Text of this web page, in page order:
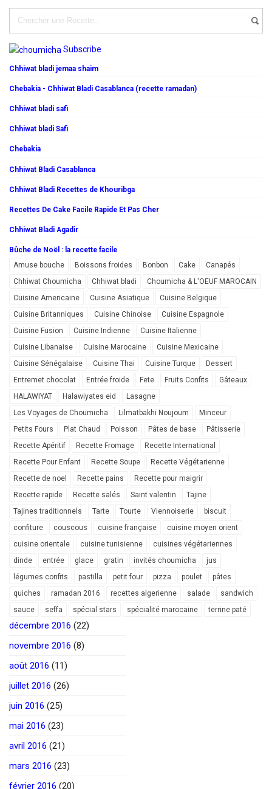
Subscribe
Chhiwat bladi jemaa shaim
Chebakia - Chhiwat Bladi Casablanca (recette ramadan)
Chhiwat bladi safi
Chhiwat bladi Safi
Chebakia
Chhiwat Bladi Casablanca
Chhiwat Bladi Recettes de Khouribga
Recettes De Cake Facile Rapide Et Pas Cher
Chhiwat Bladi Agadir
Bûche de Noël : la recette facile
Amuse bouche
Boissons froides Bonbon Cake
Canapés
Chhiwat Choumicha
Chhiwat bladi
Choumicha & L'OEUF MAROCAIN
Cuisine Americaine
Cuisine Asiatique
Cuisine Belgique
Cuisine Britanniques
Cuisine Chinoise
Cuisine Espagnole
Cuisine Fusion
Cuisine Indienne
Cuisine Italienne
Cuisine Libanaise
Cuisine Marocaine
Cuisine Mexicaine
Cuisine Sénégalaise
Cuisine Thai Cuisine Turque
Dessert
Entremet chocolat
Entrée froide Fete Fruits Confits
Gâteaux
HALAWIYAT
Halawiyates eid
Lasagne
Les Voyages de Choumicha
Lilmatbakhi Noujoum
Minceur
Petits Fours
Plat Chaud Poisson Pâtes de base
Pâtisserie
Recette Apéritif
Recette Fromage
Recette International
Recette Pour Enfant
Recette Soupe
Recette Végétarienne
Recette de noel
Recette pains
Recette pour maigrir
Recette rapide
Recette salés Saint valentin
Tajine
Tajines traditionnels
Tarte Tourte Viennoiserie
biscuit
confiture
couscous cuisine française
cuisine moyen orient
cuisine orientale
cuisine tunisienne
cuisines végétariennes
dinde
entrée glace gratin invités choumicha
jus
légumes confits
pastilla petit four pizza poulet
pâtes
quiches
ramadan 2016 recettes algerienne salade
sandwich
sauce
seffa spécial stars spécialité marocaine terrine paté
décembre 2016 (22)
novembre 2016 (8)
août 2016 (11)
juillet 2016 (26)
juin 2016 (25)
mai 2016 (23)
avril 2016 (21)
mars 2016 (23)
février 2016 (20)